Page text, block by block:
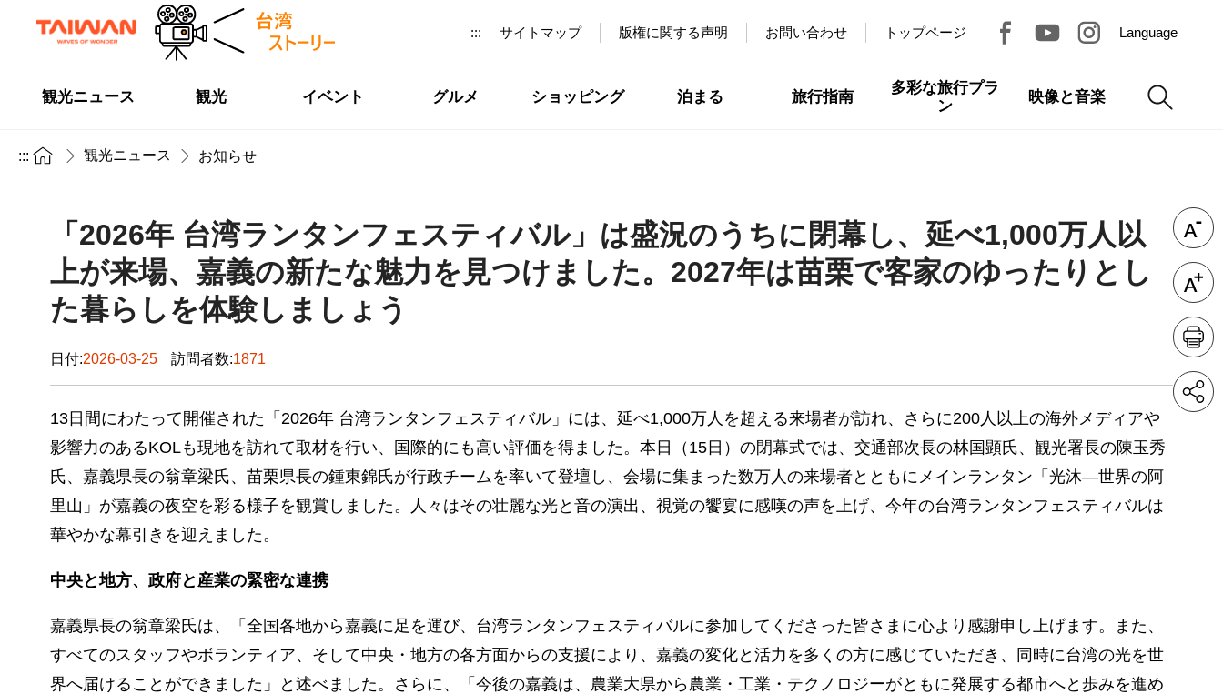
::: サイトマップ 版権に関する声明 お問い合わせ トップページ Language
観光ニュース 観光 イベント グルメ ショッピング 泊まる 旅行指南
多彩な旅行プラ
ン
映像と音楽
::: 観光ニュース お知らせ
「2026年 台湾ランタンフェスティバル」は盛況のうちに閉幕し、延べ1,000万人以
上が来場、嘉義の新たな魅力を見つけました。2027年は苗栗で客家のゆったりとし
た暮らしを体験しましょう
日付:2026-03-25 訪問者数:1871
13日間にわたって開催された「2026年 台湾ランタンフェスティバル」には、延べ1,000万人を超える来場者が訪れ、さらに200人以上の海外メディアや
影響力のあるKOLも現地を訪れて取材を行い、国際的にも高い評価を得ました。本日（15日）の閉幕式では、交通部次長の林国顕氏、観光署長の陳玉秀
氏、嘉義県長の翁章梁氏、苗栗県長の鍾東錦氏が行政チームを率いて登壇し、会場に集まった数万人の来場者とともにメインランタン「光沐―世界の阿
里山」が嘉義の夜空を彩る様子を観賞しました。人々はその壮麗な光と音の演出、視覚の饗宴に感嘆の声を上げ、今年の台湾ランタンフェスティバルは
華やかな幕引きを迎えました。
中央と地方、政府と産業の緊密な連携
嘉義県長の翁章梁氏は、「全国各地から嘉義に足を運び、台湾ランタンフェスティバルに参加してくださった皆さまに心より感謝申し上げます。また、
すべてのスタッフやボランティア、そして中央・地方の各方面からの支援により、嘉義の変化と活力を多くの方に感じていただき、同時に台湾の光を世
界へ届けることができました」と述べました。さらに、「今後の嘉義は、農業大県から農業・工業・テクノロジーがともに発展する都市へと歩みを進め